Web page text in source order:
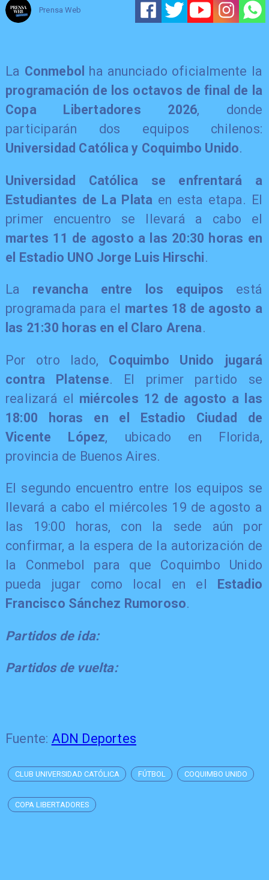
Prensa Web
La Conmebol ha anunciado oficialmente la
programación de los octavos de final de la
Copa Libertadores 2026, donde
participarán dos equipos chilenos:
Universidad Católica y Coquimbo Unido.
Universidad Católica se enfrentará a
Estudiantes de La Plata en esta etapa. El
primer encuentro se llevará a cabo el
martes 11 de agosto a las 20:30 horas en
el Estadio UNO Jorge Luis Hirschi.
La revancha entre los equipos está
programada para el martes 18 de agosto a
las 21:30 horas en el Claro Arena.
Por otro lado, Coquimbo Unido jugará
contra Platense. El primer partido se
realizará el miércoles 12 de agosto a las
18:00 horas en el Estadio Ciudad de
Vicente López, ubicado en Florida,
provincia de Buenos Aires.
El segundo encuentro entre los equipos se
llevará a cabo el miércoles 19 de agosto a
las 19:00 horas, con la sede aún por
confirmar, a la espera de la autorización de
la Conmebol para que Coquimbo Unido
pueda jugar como local en el Estadio
Francisco Sánchez Rumoroso.
Partidos de ida:
Partidos de vuelta:
Fuente: ADN Deportes
CLUB UNIVERSIDAD CATÓLICA FÚTBOL COQUIMBO UNIDO
COPA LIBERTADORES